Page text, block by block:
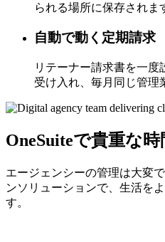
られる場所に保存されま
自動で動く定期請求
リテーナー請求書を一度
受け入れ、毎月同じ管理
OneSuiteで貴重な
エージェンシーの管理は大変
ンソリューションで、生活を
す。